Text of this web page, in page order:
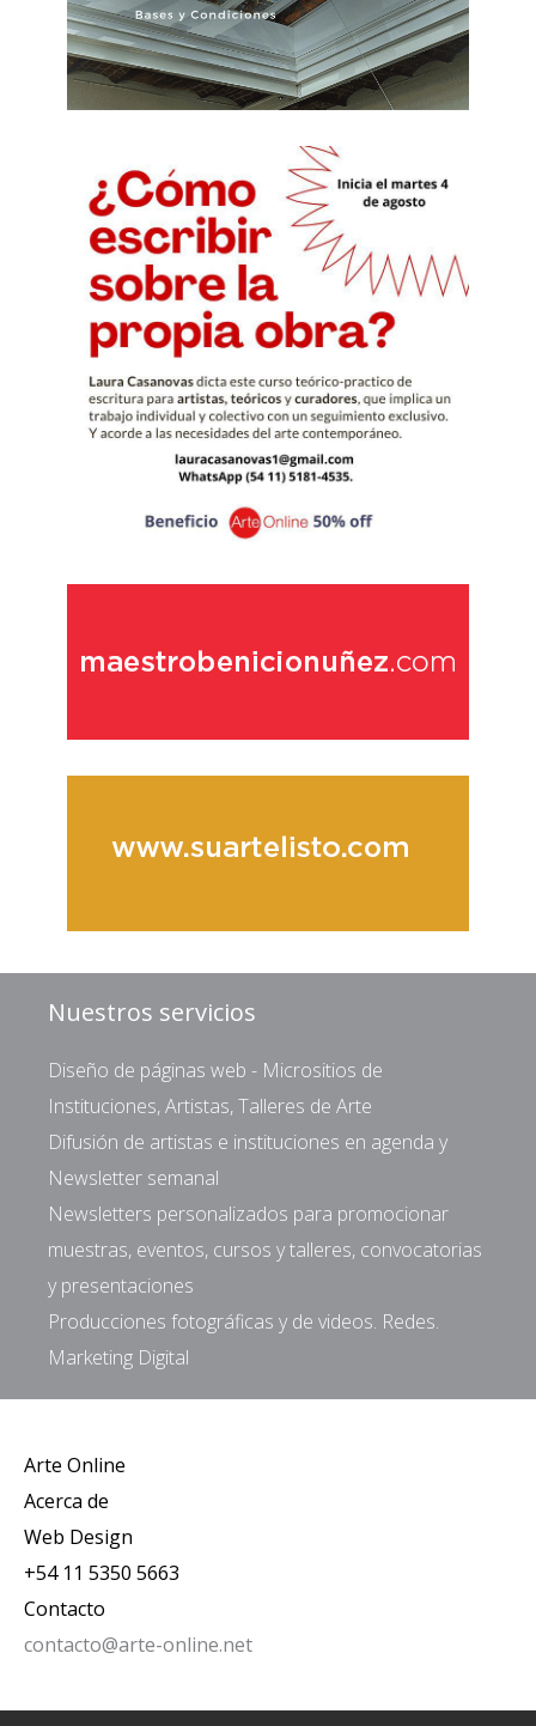
Nuestros servicios
Diseño de páginas web - Micrositios de
Instituciones, Artistas, Talleres de Arte
Difusión de artistas e instituciones en agenda y
Newsletter semanal
Newsletters personalizados para promocionar
muestras, eventos, cursos y talleres, convocatorias
y presentaciones
Producciones fotográficas y de videos. Redes.
Marketing Digital
Arte Online
Acerca de
Web Design
+54 11 5350 5663
Contacto
contacto@arte-online.net